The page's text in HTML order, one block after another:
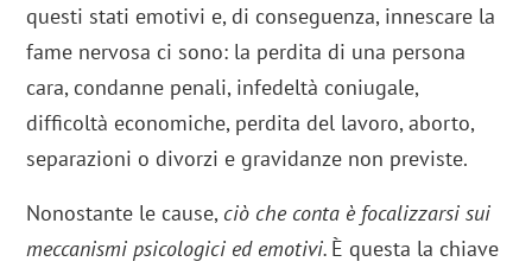
questi stati emotivi e, di conseguenza, innescare la
fame nervosa ci sono: la perdita di una persona
cara, condanne penali, infedeltà coniugale,
difficoltà economiche, perdita del lavoro, aborto,
separazioni o divorzi e gravidanze non previste.
Nonostante le cause, ciò che conta è focalizzarsi sui
meccanismi psicologici ed emotivi. È questa la chiave